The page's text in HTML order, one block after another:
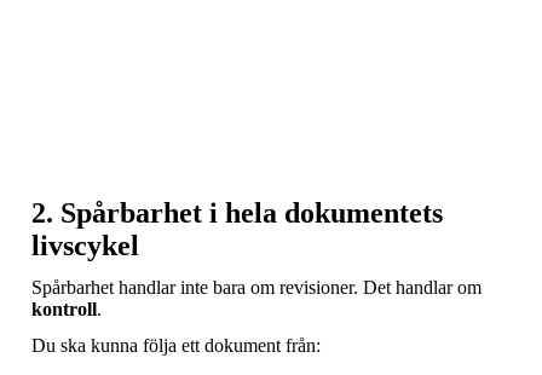
2. Spårbarhet i hela dokumentets
livscykel
Spårbarhet handlar inte bara om revisioner. Det handlar om
kontroll.
Du ska kunna följa ett dokument från: